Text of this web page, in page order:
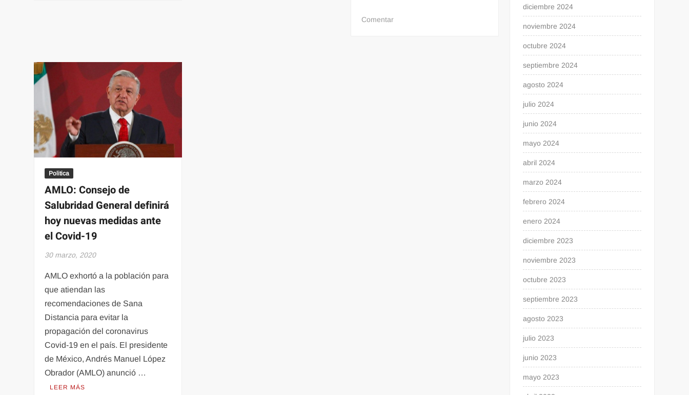
Chivas
mejorar
Comentaren
Politica
AMLO: Consejo de
Salubridad General definirá
hoy nuevas medidas ante
el Covid-19
30 marzo, 2020
AMLO exhortó a la población para
que atiendan las
recomendaciones de Sana
Distancia para evitar la
propagación del coronavirus
Covid-19 en el país. El presidente
de México, Andrés Manuel López
Obrador (AMLO) anunció …
LEER MÁS
diciembre 2024
noviembre 2024
octubre 2024
septiembre 2024
agosto 2024
julio 2024
junio 2024
mayo 2024
abril 2024
marzo 2024
febrero 2024
enero 2024
diciembre 2023
noviembre 2023
octubre 2023
septiembre 2023
agosto 2023
julio 2023
junio 2023
mayo 2023